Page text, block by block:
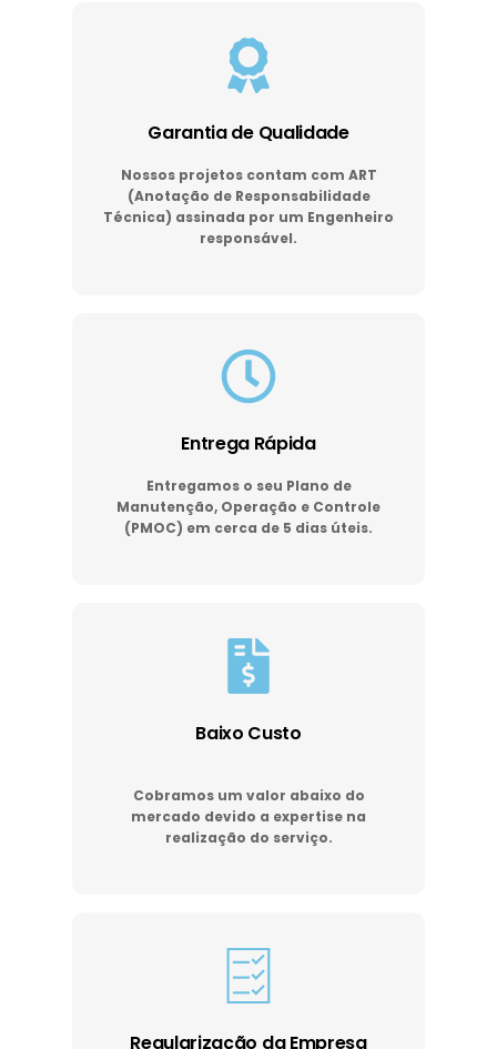
Garantia de Qualidade
Nossos projetos contam com ART
(Anotação de Responsabilidade
Técnica) assinada por um Engenheiro
responsável.
Entrega Rápida
Entregamos o seu Plano de
Manutenção, Operação e Controle
(PMOC) em cerca de 5 dias úteis.
Baixo Custo
Cobramos um valor abaixo do
mercado devido a expertise na
realização do serviço.
Regularização da Empresa